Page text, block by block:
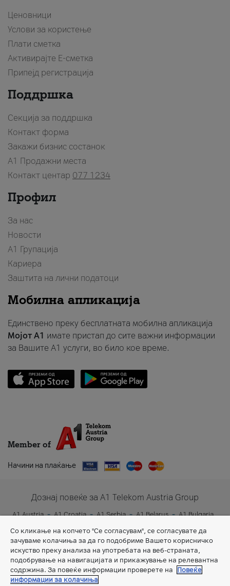
Ценовници
Услови за користење
Плати сметка
Активирајте Е-сметка
Припејд регистрација
Поддршка
Секција за поддршка
Контакт форма
Закажи бизнис состанок
A1 Продажни места
Контакт центар 077 1234
Профил
За нас
Новости
А1 Групација
Кариера
Заштита на лични податоци
Мобилна апликација
Единствено преку бесплатната мобилна апликација
Мојот A1 имате пристап до сите важни информации
за Вашите A1 услуги, во било кое време.
Member of
Начини на плаќање
Дознај повеќе за A1 Telekom Austria Group
A1 Austria A1 Croatia A1 Serbia A1 Belarus
A1 Bulgaria
A1 Slovenia
A1 Digital
Со кликање на копчето "Се согласувам", се согласувате да
зачуваме колачиња за да го подобриме Вашето корисничко
искуство преку анализа на употребата на веб-страната,
подобрување на навигацијата и прикажување на релевантна
содржина. За повеќе информации проверете на
Повеќе
информации за колачиња